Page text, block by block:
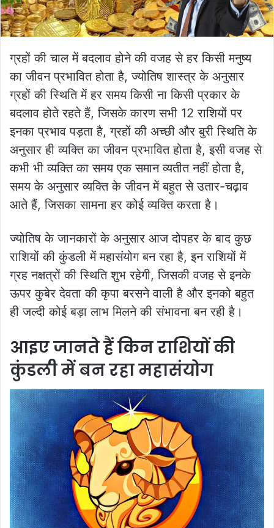
ग्रहों की चाल में बदलाव होने की वजह से हर किसी मनुष्य
का जीवन प्रभावित होता है, ज्योतिष शास्त्र के अनुसार
ग्रहों की स्थिति में हर समय किसी ना किसी प्रकार के
बदलाव होते रहते हैं, जिसके कारण सभी 12 राशियों पर
इनका प्रभाव पड़ता है, ग्रहों की अच्छी और बुरी स्थिति के
अनुसार ही व्यक्ति का जीवन प्रभावित होता है, इसी वजह से
कभी भी व्यक्ति का समय एक समान व्यतीत नहीं होता है,
समय के अनुसार व्यक्ति के जीवन में बहुत से उतार-चढ़ाव
आते हैं, जिसका सामना हर कोई व्यक्ति करता है।
ज्योतिष के जानकारों के अनुसार आज दोपहर के बाद कुछ
राशियों की कुंडली में महासंयोग बन रहा है, इन राशियों में
ग्रह नक्षत्रों की स्थिति शुभ रहेगी, जिसकी वजह से इनके
ऊपर कुबेर देवता की कृपा बरसने वाली है और इनको बहुत
ही जल्दी कोई बड़ा लाभ मिलने की संभावना बन रही है।
आइए जानते हैं किन राशियों की
कुंडली में बन रहा महासंयोग